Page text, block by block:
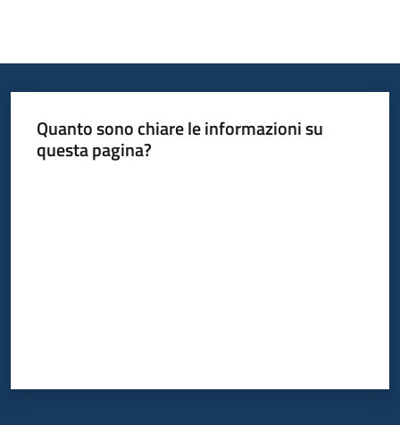
Informazioni
Quanto sono chiare le informazioni su
questa pagina?